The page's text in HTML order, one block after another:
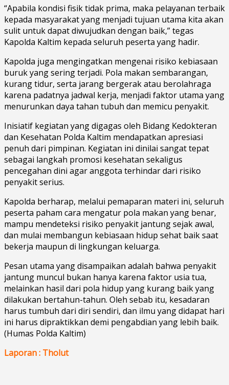
“Apabila kondisi fisik tidak prima, maka pelayanan terbaik
kepada masyarakat yang menjadi tujuan utama kita akan
sulit untuk dapat diwujudkan dengan baik,” tegas
Kapolda Kaltim kepada seluruh peserta yang hadir.
Kapolda juga mengingatkan mengenai risiko kebiasaan
buruk yang sering terjadi. Pola makan sembarangan,
kurang tidur, serta jarang bergerak atau berolahraga
karena padatnya jadwal kerja, menjadi faktor utama yang
menurunkan daya tahan tubuh dan memicu penyakit.
Inisiatif kegiatan yang digagas oleh Bidang Kedokteran
dan Kesehatan Polda Kaltim mendapatkan apresiasi
penuh dari pimpinan. Kegiatan ini dinilai sangat tepat
sebagai langkah promosi kesehatan sekaligus
pencegahan dini agar anggota terhindar dari risiko
penyakit serius.
Kapolda berharap, melalui pemaparan materi ini, seluruh
peserta paham cara mengatur pola makan yang benar,
mampu mendeteksi risiko penyakit jantung sejak awal,
dan mulai membangun kebiasaan hidup sehat baik saat
bekerja maupun di lingkungan keluarga.
Pesan utama yang disampaikan adalah bahwa penyakit
jantung muncul bukan hanya karena faktor usia tua,
melainkan hasil dari pola hidup yang kurang baik yang
dilakukan bertahun-tahun. Oleh sebab itu, kesadaran
harus tumbuh dari diri sendiri, dan ilmu yang didapat hari
ini harus dipraktikkan demi pengabdian yang lebih baik.
(Humas Polda Kaltim)
Laporan : Tholut